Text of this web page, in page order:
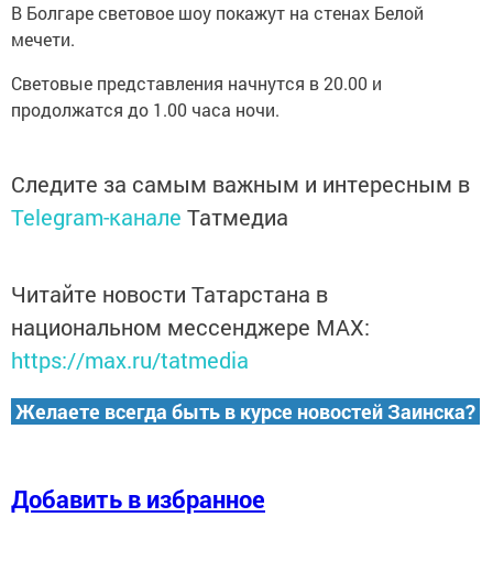
В Болгape световое шоу покажут на стенах Белой
мечети.
Световые пpeдставления начнутся в 20.00 и
продолжатся до 1.00 часа ночи.
Следите за самым важным и интересным в
Telegram-канале Татмедиа
Читайте новости Татарстана в
национальном мессенджере MАХ:
https://max.ru/tatmedia
Желаете всегда быть в курсе новостей Заинска?
Добавить в избранное